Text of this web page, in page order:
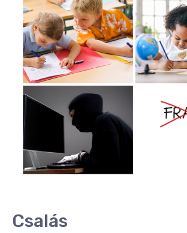
Csalás